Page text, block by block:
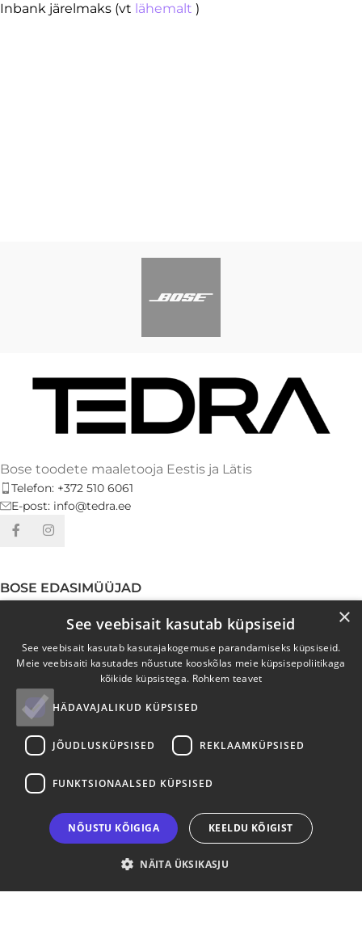
Inbank järelmaks (vt lähemalt )
Bose toodete maaletooja Eestis ja Lätis
Telefon: +372 510 6061
E-post: info@tedra.ee
BOSE EDASIMÜÜJAD
LÄTI
Tellimine
Tagastamine
Transport
Makseviisid
Privaatsuspoliitika
Küpsiste info
×
See veebisait kasutab küpsiseid
See veebisait kasutab kasutajakogemuse parandamiseks küpsiseid.
Meie veebisaiti kasutades nõustute kooskõlas meie küpsisepoliitikaga
kõikide küpsistega. Rohkem teavet
HÄDAVAJALIKUD KÜPSISED
JÕUDLUSKÜPSISED REKLAAMKÜPSISED
FUNKTSIONAALSED KÜPSISED
NÕUSTU KÕIGIGA KEELDU KÕIGIST
NÄITA ÜKSIKASJU